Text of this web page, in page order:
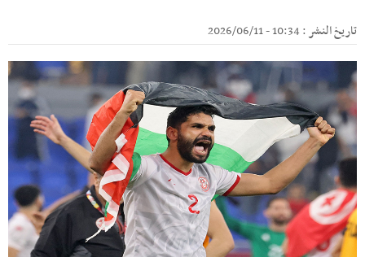
تاريخ النشر : 10:34 - 2026/06/11